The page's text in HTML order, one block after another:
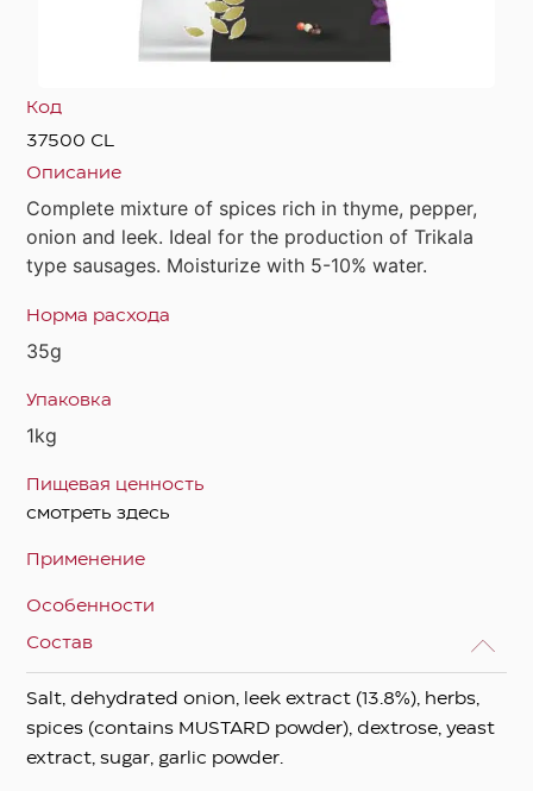
Код
37500 CL
Описание
Complete mixture of spices rich in thyme, pepper,
onion and leek. Ideal for the production of Trikala
type sausages. Moisturize with 5-10% water.
Норма расхода
35g
Упаковка
1kg
Пищевая ценность
смотреть здесь
Применение
Особенности
Состав
Salt, dehydrated onion, leek extract (13.8%), herbs,
spices (contains MUSTARD powder), dextrose, yeast
extract, sugar, garlic powder.